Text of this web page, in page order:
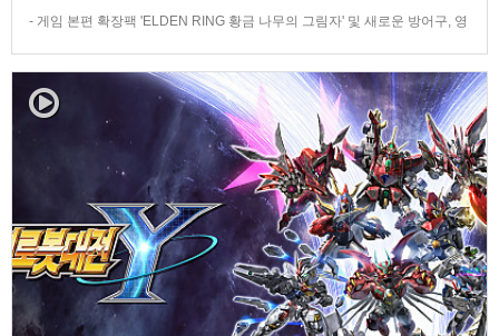
- 게임 본편 확장팩 'ELDEN RING 황금 나무의 그림자' 및 새로운 방어구, 영
문 판매를 8월 5일(수)부터 시작한다고 발표했다.‘ELDEN RING 빛바랜 자
에디션’에는 ‘ELDEN R…